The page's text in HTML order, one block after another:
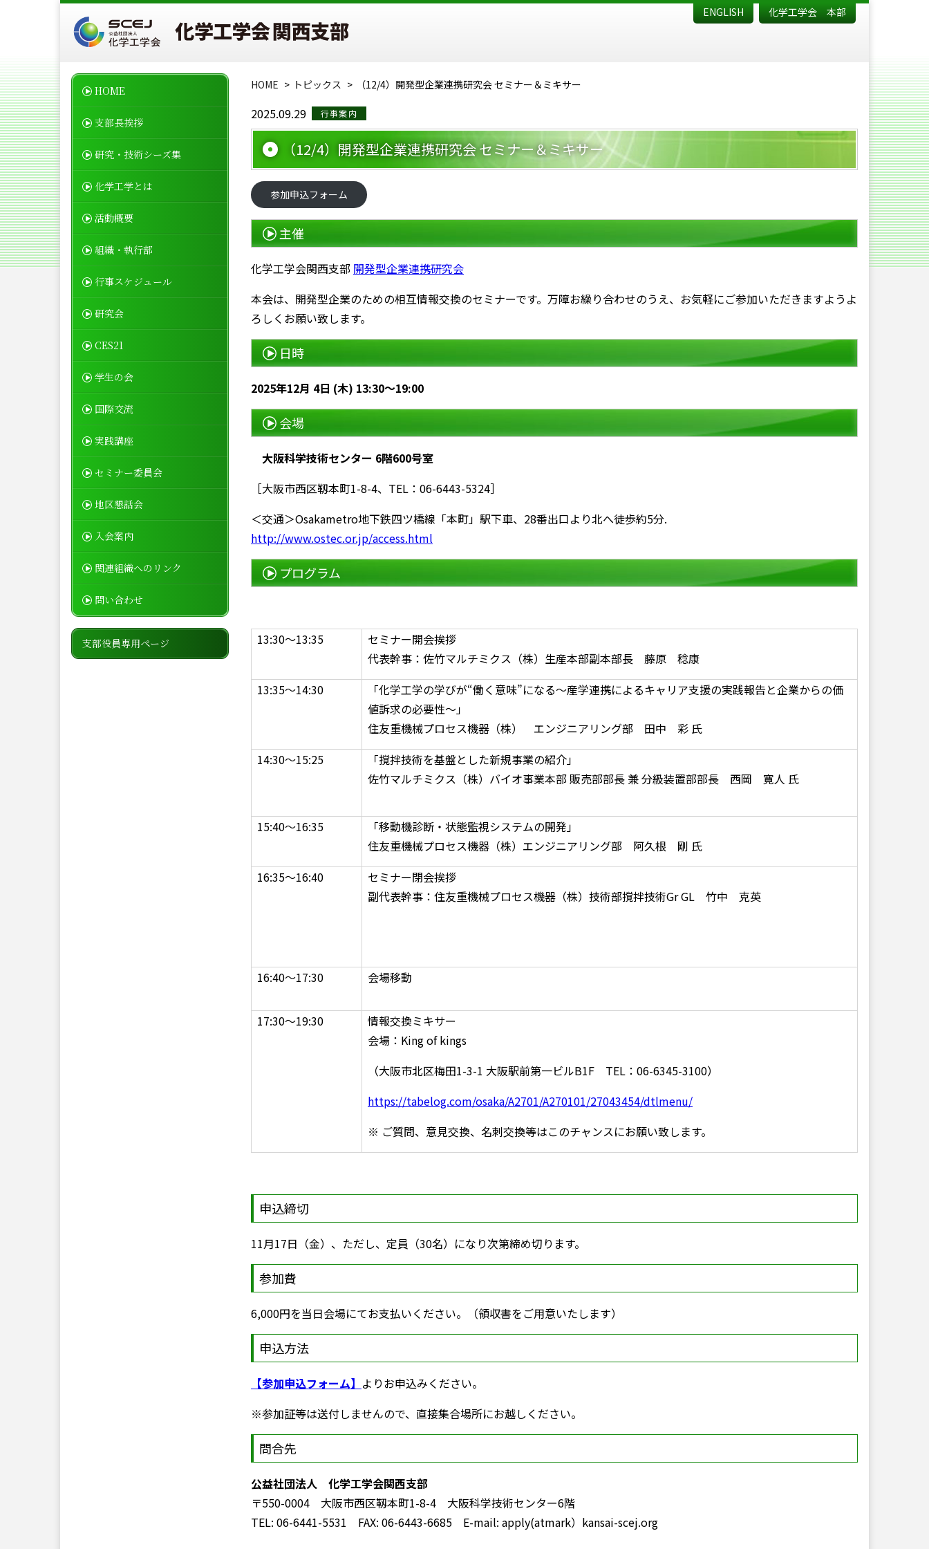
ENGLISH 化学工学会 本部
HOME
支部長挨拶
研究・技術シーズ集
化学工学とは
活動概要
組織・執行部
行事スケジュール
研究会
CES21
学生の会
国際交流
実践講座
セミナー委員会
地区懇話会
入会案内
関連組織へのリンク
問い合わせ
支部役員専用ページ
HOME トピックス （12/4）開発型企業連携研究会 セミナー＆ミキサー
2025.09.29 行事案内
（12/4）開発型企業連携研究会 セミナー＆ミキサー
参加申込フォーム
主催
化学工学会関西支部 開発型企業連携研究会
本会は、開発型企業のための相互情報交換のセミナーです。万障お繰り合わせのうえ、お気軽にご参加いただきますようよ
ろしくお願い致します。
日時
2025年12月 4日 (木) 13:30～19:00
会場
大阪科学技術センター 6階600号室
［大阪市西区靱本町1-8-4、TEL：06-6443-5324］
＜交通＞Osakametro地下鉄四ツ橋線「本町」駅下車、28番出口より北へ徒歩約5分.
http://www.ostec.or.jp/access.html
プログラム
13:30～13:35
セミナー開会挨拶
代表幹事：佐竹マルチミクス（株）生産本部副本部長 藤原 稔康
13:35～14:30
「化学工学の学びが“働く意味”になる～産学連携によるキャリア支援の実践報告と企業からの価
値訴求の必要性～」
住友重機械プロセス機器（株） エンジニアリング部 田中 彩 氏
14:30～15:25
「撹拌技術を基盤とした新規事業の紹介」
佐竹マルチミクス（株）バイオ事業本部 販売部部長 兼 分級装置部部長 西岡 寛人 氏
15:40～16:35
「移動機診断・状態監視システムの開発」
住友重機械プロセス機器（株）エンジニアリング部 阿久根 剛 氏
16:35～16:40
セミナー閉会挨拶
副代表幹事：住友重機械プロセス機器（株）技術部撹拌技術Gr GL 竹中 克英
16:40～17:30 会場移動
17:30～19:30
情報交換ミキサー
会場：King of kings
（大阪市北区梅田1-3-1 大阪駅前第一ビルB1F TEL：06-6345-3100）
https://tabelog.com/osaka/A2701/A270101/27043454/dtlmenu/
※ ご質問、意見交換、名刺交換等はこのチャンスにお願い致します。
申込締切
11月17日（金）、ただし、定員（30名）になり次第締め切ります。
参加費
6,000円を当日会場にてお支払いください。（領収書をご用意いたします）
申込方法
【参加申込フォーム】 よりお申込みください。
※参加証等は送付しませんので、直接集合場所にお越しください。
問合先
公益社団法人 化学工学会関西支部
〒550-0004 大阪市西区靱本町1-8-4 大阪科学技術センター6階
TEL: 06-6441-5531 FAX: 06-6443-6685 E-mail: apply(atmark）kansai-scej.org